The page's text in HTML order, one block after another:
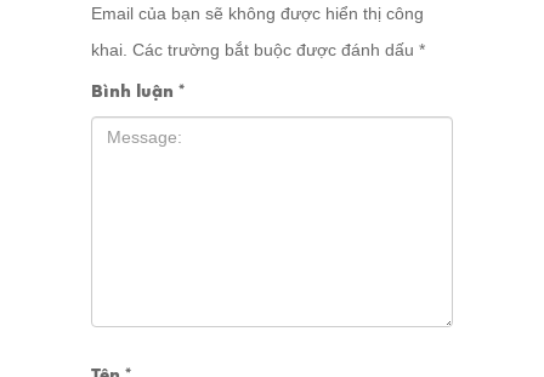
Email của bạn sẽ không được hiển thị công
khai. Các trường bắt buộc được đánh dấu *
Bình luận *